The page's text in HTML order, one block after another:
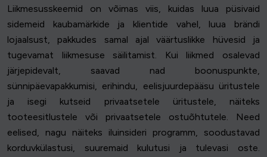
Liikmesusskeemid on võimas viis, kuidas luua püsivaid
sidemeid kaubamärkide ja klientide vahel, luua brändi
lojaalsust, pakkudes samal ajal väärtuslikke hüvesid ja
tugevamat liikmesuse säilitamist. Kui liikmed osalevad
järjepidevalt, saavad nad boonuspunkte,
sünnipäevapakkumisi, erihindu, eelisjuurdepääsu üritustele
ja isegi kutseid privaatsetele üritustele, näiteks
tooteesitlustele või privaatsetele ostuõhtutele. Need
eelised, nagu näiteks iluinsideri programm, soodustavad
korduvkülastusi, suuremaid kulutusi ja tulevasi oste.